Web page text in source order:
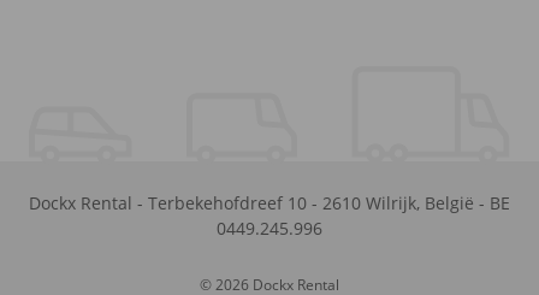
Dockx Rental - Terbekehofdreef 10 - 2610 Wilrijk, België - BE
0449.245.996
© 2026 Dockx Rental